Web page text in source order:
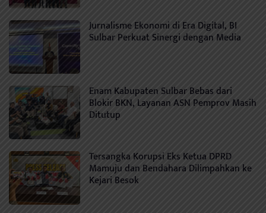
Jurnalisme Ekonomi di Era Digital, BI
Sulbar Perkuat Sinergi dengan Media
Enam Kabupaten Sulbar Bebas dari
Blokir BKN, Layanan ASN Pemprov Masih
Ditutup
Tersangka Korupsi Eks Ketua DPRD
Mamuju dan Bendahara Dilimpahkan ke
Kejari Besok